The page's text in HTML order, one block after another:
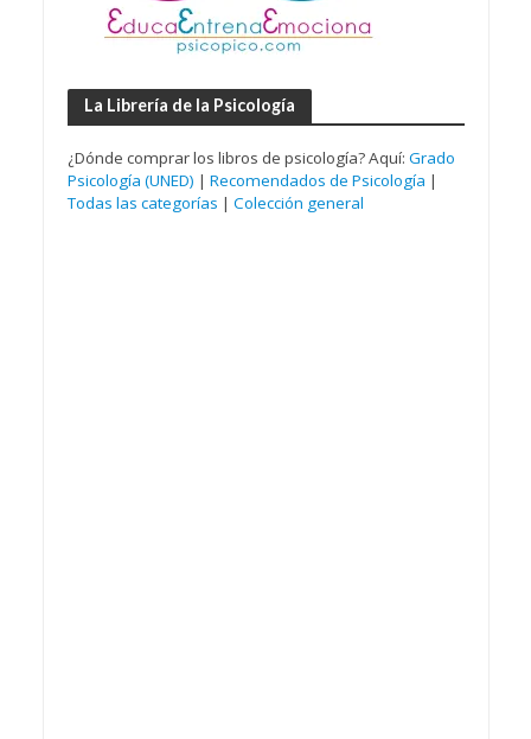
La Librería de la Psicología
¿Dónde comprar los libros de psicología? Aquí: Grado
Psicología (UNED) | Recomendados de Psicología |
Todas las categorías | Colección general